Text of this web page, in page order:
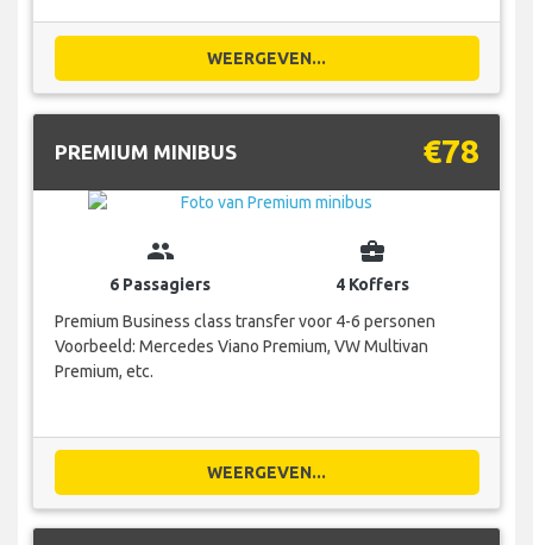
WEERGEVEN...
PREMIUM MINIBUS €78
group
6 Passagiers
business_center
4 Koffers
Premium Business class transfer voor 4-6 personen
Voorbeeld: Mercedes Viano Premium, VW Multivan
Premium, etc.
WEERGEVEN...